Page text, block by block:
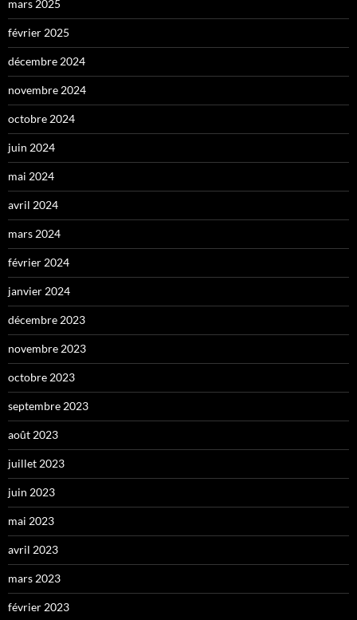
mars 2025
février 2025
décembre 2024
novembre 2024
octobre 2024
juin 2024
mai 2024
avril 2024
mars 2024
février 2024
janvier 2024
décembre 2023
novembre 2023
octobre 2023
septembre 2023
août 2023
juillet 2023
juin 2023
mai 2023
avril 2023
mars 2023
février 2023